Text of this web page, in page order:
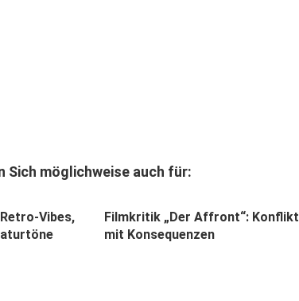
Sich möglichweise auch für:
Vibes,
Filmkritik „Der Affront“: Konflikt
mit Konsequenzen